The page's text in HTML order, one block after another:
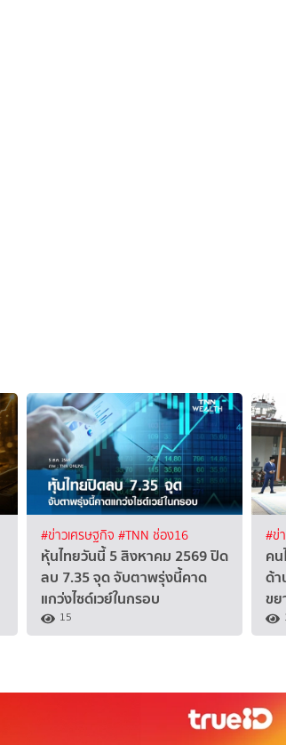
#ข่าวเศรษฐกิจ #TNN ช่อง16
หุ้นไทยวันนี้ 5 สิงหาคม 2569 ปิด
ลบ 7.35 จุด จับตาพรุ่งนี้คาด
แกว่งไซด์เวย์ในกรอบ
15
#ข่
คน
ด้า
ข